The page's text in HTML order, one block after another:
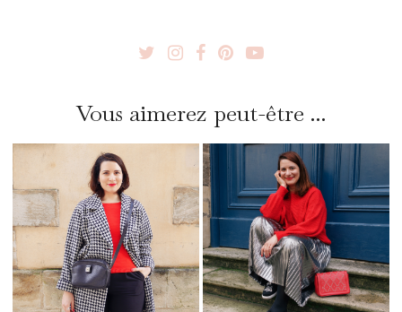
Vous aimerez peut-être ...